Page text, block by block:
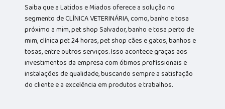
Saiba que a Latidos e Miados oferece a solução no
segmento de CLÍNICA VETERINÁRIA, como, banho e tosa
próximo a mim, pet shop Salvador, banho e tosa perto de
mim, clínica pet 24 horas, pet shop cães e gatos, banhos e
tosas, entre outros serviços. Isso acontece graças aos
investimentos da empresa com ótimos profissionais e
instalações de qualidade, buscando sempre a satisfação
do cliente e a excelência em produtos e trabalhos.